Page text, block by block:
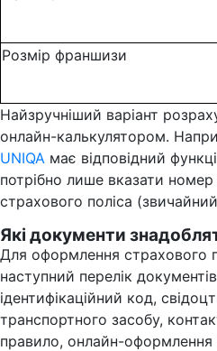
Розмір франшизи
Найзручніший варіант
онлайн-калькулятором.
UNIQA має відповідний
потрібно лише вказати
страхового поліса
Які документи
Для оформлення страхового
наступний перелік
ідентифікаційний код,
транспортного засобу,
правило, онлайн-оформлення